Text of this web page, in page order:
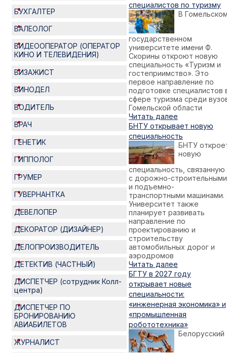
БУХГАЛТЕР
ВАЛЕОЛОГ
ВИДЕООПЕРАТОР (ОПЕРАТОР
КИНО И ТЕЛЕВИДЕНИЯ)
ВИЗАЖИСТ
ВИНОДЕЛ
ВОДИТЕЛЬ
ВРАЧ
ГЕНЕТИК
ГИППОЛОГ
ГРУМЕР
ГУВЕРНАНТКА
ДЕВЕЛОПЕР
ДЕКОРАТОР (ДИЗАЙНЕР)
ДЕЛОПРОИЗВОДИТЕЛЬ
ДЕТЕКТИВ (ЧАСТНЫЙ)
ДИСПЕТЧЕР (сотрудник Колл-
центра)
ДИСПЕТЧЕР ПО
БРОНИРОВАНИЮ
АВИАБИЛЕТОВ
ЖУРНАЛИСТ
специалистов по туризму
В
государственном
университете имени Ф.
Скорины откроют новую
специальность «Туризм и
гостеприимство». Это
первое направление по
подготовке специалистов
сфере туризма среди
Гомельской области
Читать далее
БНТУ открывает новую
специальность
БНТУ
новую
специальность, связанную
с дорожно-строительными
и подъемно-
транспортными машинами.
Университет также
планирует развивать
направление по
проектированию и
строительству
автомобильных дорог и
аэродромов
Читать далее
БГТУ в 2027 году
открывает новые
специальности:
«инженерная экономика» и
«промышленная
робототехника»
Белорусский